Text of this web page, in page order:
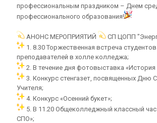
профессиональным праздником – Днем
профессионального образования!
АНОНС МЕРОПРИЯТИЙ
СП ЦОПП
1. 8.30 Торжественная встреча студентов
преподавателей в холле колледжа;
2. В течение дня фотовыставка «История
3. Конкурс стенгазет, посвященных Дню
Учителя;
4. Конкурс «Осенний букет»;
5. В 11.20 Общеколледжный классный
СПО»;